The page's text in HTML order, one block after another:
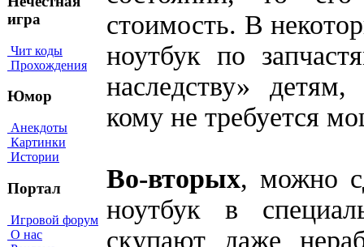
игра
Чит коды
Прохождения
Юмор
Анекдоты
Картинки
Истории
Портал
Игровой форум
О нас
стоимость. В
ноутбук по
наследству»
кому не требуется
Во-вторых, можно
ноутбук в
скупают даже